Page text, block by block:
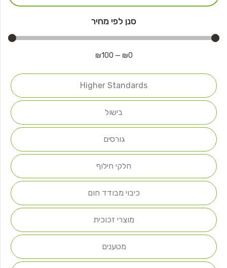
סנן לפי מחיר
₪0
—
₪100
Higher Standards
בישול
גורסים
חלקי חילוף
כיבוי מבודד חום
מוצרי זכוכית
מטענים